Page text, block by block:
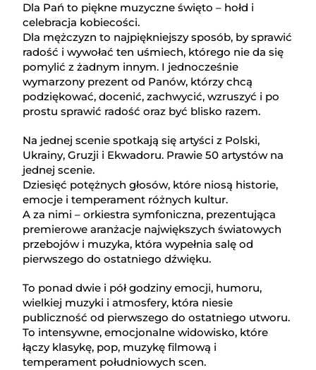
Dla Pań to piękne muzyczne święto – hołd i
celebracja kobiecości.
Dla mężczyzn to najpiękniejszy sposób, by sprawić
radość i wywołać ten uśmiech, którego nie da się
pomylić z żadnym innym. I jednocześnie
wymarzony prezent od Panów, którzy chcą
podziękować, docenić, zachwycić, wzruszyć i po
prostu sprawić radość oraz być blisko razem.
Na jednej scenie spotkają się artyści z Polski,
Ukrainy, Gruzji i Ekwadoru. Prawie 50 artystów na
jednej scenie.
Dziesięć potężnych głosów, które niosą historie,
emocje i temperament różnych kultur.
A za nimi – orkiestra symfoniczna, prezentująca
premierowe aranżacje największych światowych
przebojów i muzyka, która wypełnia salę od
pierwszego do ostatniego dźwięku.
To ponad dwie i pół godziny emocji, humoru,
wielkiej muzyki i atmosfery, która niesie
publiczność od pierwszego do ostatniego utworu.
To intensywne, emocjonalne widowisko, które
łączy klasykę, pop, muzykę filmową i
temperament południowych scen.